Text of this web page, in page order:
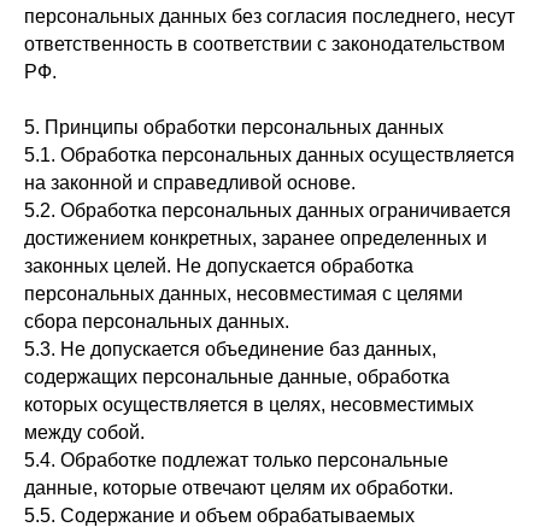
персональных данных без согласия последнего, несут
ответственность в соответствии с законодательством
РФ.
5. Принципы обработки персональных данных
5.1. Обработка персональных данных осуществляется
на законной и справедливой основе.
5.2. Обработка персональных данных ограничивается
достижением конкретных, заранее определенных и
законных целей. Не допускается обработка
персональных данных, несовместимая с целями
сбора персональных данных.
5.3. Не допускается объединение баз данных,
содержащих персональные данные, обработка
которых осуществляется в целях, несовместимых
между собой.
5.4. Обработке подлежат только персональные
данные, которые отвечают целям их обработки.
5.5. Содержание и объем обрабатываемых